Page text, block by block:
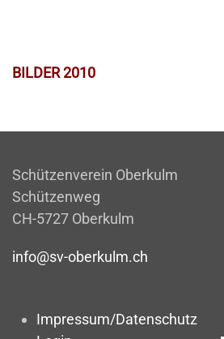
BILDER 2010
Schützenverein Oberkulm
Schützenweg
CH-5727 Oberkulm
info@sv-oberkulm.ch
Impressum/Datenschutz